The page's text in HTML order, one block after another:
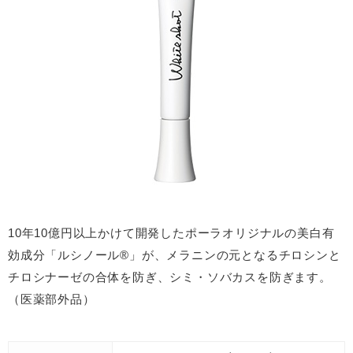
10年10億円以上かけて開発したポーラオリジナルの美白有
効成分「ルシノール®」が、メラニンの元となるチロシンと
チロシナーゼの合体を防ぎ、シミ・ソバカスを防ぎます。
（医薬部外品）